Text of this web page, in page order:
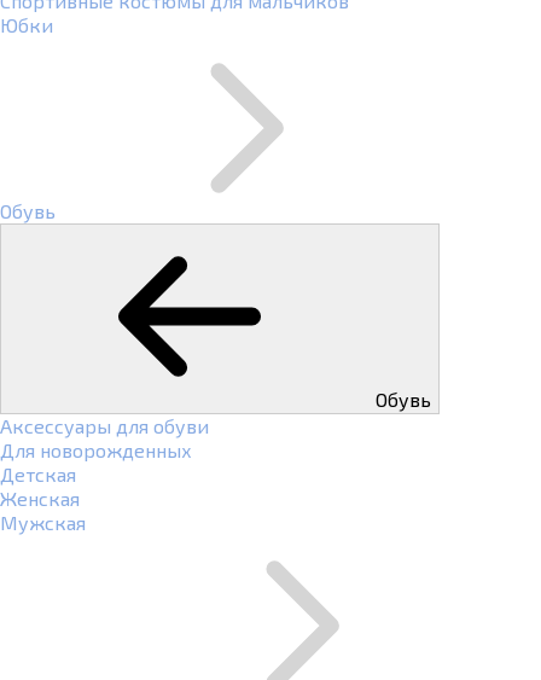
Юбки
Обувь
Обувь
Аксессуары для обуви
Для новорожденных
Детская
Женская
Мужская